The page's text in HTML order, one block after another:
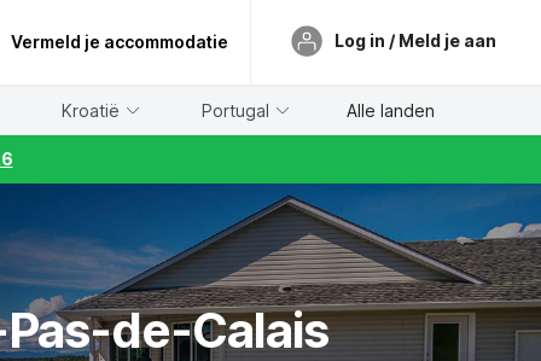
Vermeld je accommodatie Log in / Meld je aan
Kroatië Portugal Alle landen
de-Calais